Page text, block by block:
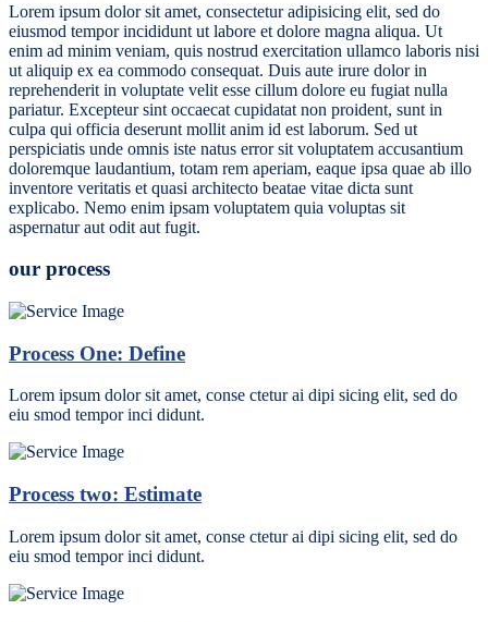
Lorem ipsum dolor sit amet, consectetur adipisicing elit, sed do
eiusmod tempor incididunt ut labore et dolore magna aliqua. Ut
enim ad minim veniam, quis nostrud exercitation ullamco laboris nisi
ut aliquip ex ea commodo consequat. Duis aute irure dolor in
reprehenderit in voluptate velit esse cillum dolore eu fugiat nulla
pariatur. Excepteur sint occaecat cupidatat non proident, sunt in
culpa qui officia deserunt mollit anim id est laborum. Sed ut
perspiciatis unde omnis iste natus error sit voluptatem accusantium
doloremque laudantium, totam rem aperiam, eaque ipsa quae ab illo
inventore veritatis et quasi architecto beatae vitae dicta sunt
explicabo. Nemo enim ipsam voluptatem quia voluptas sit
aspernatur aut odit aut fugit.
our process
Process One: Define
Lorem ipsum dolor sit amet, conse ctetur ai dipi sicing elit, sed do
eiu smod tempor inci didunt.
Process two: Estimate
Lorem ipsum dolor sit amet, conse ctetur ai dipi sicing elit, sed do
eiu smod tempor inci didunt.